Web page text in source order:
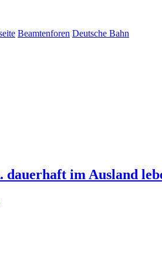
Beamtenforen Deutsche Bahn
dauerhaft im Ausland